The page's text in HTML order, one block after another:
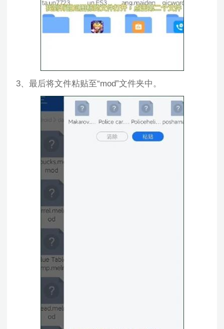
3、最后将文件粘贴至“mod”文件夹中。